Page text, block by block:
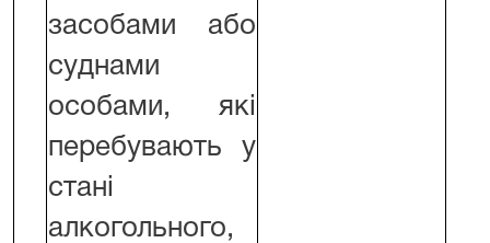
засобами або
суднами
особами, які
перебувають у
стані
алкогольного,